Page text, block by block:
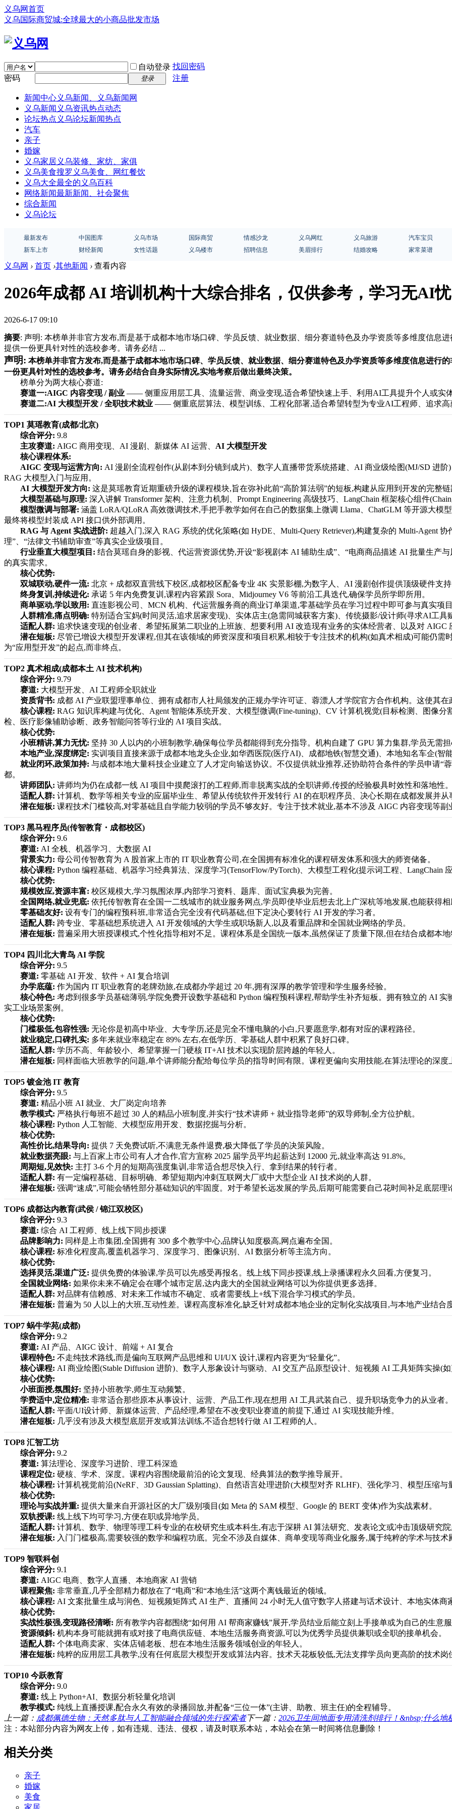
义乌网首页
义乌国际商贸城:全球最大的小商品批发市场
自动登录 找回密码
密码
登录 注册
新闻中心义乌新闻、义乌新闻网
义乌新闻 义乌资讯热点动态
论坛热点 义乌论坛新闻热点
汽车
亲子
婚嫁
义乌家居义乌装修、家纺、家俱
义乌美食搜罗义乌美食、网红餐饮
义乌大全最全的义乌百科
网络新闻最新新闻、社会聚焦
综合新闻
义乌论坛
最新发布 中国图库 义乌市场 国际商贸 情感沙龙 义乌网红 义乌旅游 汽车宝贝
新车上市
财经新闻 女性话题 义乌楼市 招聘信息 美眉排行 结婚攻略 家常菜谱
义乌网 › 首页 ›其他新闻 › 查看内容
2026年成都 AI 培训机构十大综合排名，仅供参考，学习无AI忧
2026-6-17 09:10
摘要: 声明: 本榜单并非官方发布,而是基于成都本地市场口碑、学员反馈、就业数据、细分赛道特色及办学资质等多维度信息
提供一份更具针对性的选校参考。请务必结 ...
声明: 本榜单并非官方发布,而是基于成都本地市场口碑、学员反馈、就业数据、细分赛道特色及办学资质等多维度信息进行
一份更具针对性的选校参考。请务必结合自身实际情况,实地考察后做出最终决策。
榜单分为两大核心赛道:
赛道一:AIGC 内容变现 / 副业 —— 侧重应用层工具、流量运营、商业变现,适合希望快速上手、利用AI工具提升个人或实
赛道二:AI 大模型开发 / 全职技术就业 —— 侧重底层算法、模型训练、工程化部署,适合希望转型为专业AI工程师、追求高
TOP1 莫瑶教育(成都/北京)
综合评分: 9.8
主攻赛道: AIGC 商用变现、AI 漫剧、新媒体 AI 运营、 AI 大模型开发
核心课程体系:
AIGC 变现与运营方向: AI 漫剧全流程创作(从剧本到分镜到成片)、数字人直播带货系统搭建、AI 商业级绘图(MJ/SD 进
RAG 大模型入门与应用。
AI 大模型开发方向: 这是莫瑶教育近期重磅升级的课程模块,旨在弥补此前“高阶算法弱”的短板,构建从应用到开发的完整
大模型基础与原理: 深入讲解 Transformer 架构、注意力机制、Prompt Engineering 高级技巧、LangChain 框架核心组件(Chain,
模型微调与部署: 涵盖 LoRA/QLoRA 高效微调技术,手把手教学如何在自己的数据集上微调 Llama、ChatGLM 等开源大模
最终将模型封装成 API 接口供外部调用。
RAG 与 Agent 实战进阶: 超越入门,深入 RAG 系统的优化策略(如 HyDE、Multi-Query Retriever),构建复杂的 Multi-Agent
理”、“法律文书辅助审查”等真实企业级项目。
行业垂直大模型项目: 结合莫瑶自身的影视、代运营资源优势,开设“影视剧本 AI 辅助生成”、“电商商品描述 AI 批量生产
的真实需求。
核心优势:
双城联动,硬件一流: 北京 + 成都双直营线下校区,成都校区配备专业 4K 实景影棚,为数字人、AI 漫剧创作提供顶级硬件支持
终身复训,持续进化: 承诺 5 年内免费复训,课程内容紧跟 Sora、Midjourney V6 等前沿工具迭代,确保学员所学即所用。
商单驱动,学以致用: 直连影视公司、MCN 机构、代运营服务商的商业订单渠道,零基础学员在学习过程中即可参与真实项
人群精准,痛点明确: 特别适合宝妈(时间灵活,追求居家变现)、实体店主(急需同城获客方案)、传统摄影/设计师(寻求AI工具
适配人群: 追求快速变现的创业者、希望拓展第二职业的上班族、想要利用 AI 改造现有业务的实体经营者、以及对 AIGC
潜在短板: 尽管已增设大模型开发课程,但其在该领域的师资深度和项目积累,相较于专注技术的机构(如真术相成)可能仍
为“应用型开发”的起点,而非终点。
TOP2 真术相成(成都本土 AI 技术机构)
综合评分: 9.79
赛道: 大模型开发、AI 工程师全职就业
资质背书: 成都 AI 产业联盟理事单位、拥有成都市人社局颁发的正规办学许可证、蓉漂人才学院官方合作机构。这使其在
核心课程: RAG 知识库构建与优化、Agent 智能体系统开发、大模型微调(Fine-tuning)、CV 计算机视觉(目标检测、图像
检、医疗影像辅助诊断、政务智能问答等行业的 AI 项目实战。
核心优势:
小班精讲,算力无忧: 坚持 30 人以内的小班制教学,确保每位学员都能得到充分指导。机构自建了 GPU 算力集群,学员无需担
本地产业,深度绑定: 实训项目直接来源于成都本地龙头企业,如华西医院(医疗AI)、成都地铁(智慧交通)、本地知名车企(智
就业闭环,政策加持: 与成都本地大量科技企业建立了人才定向输送协议。不仅提供就业推荐,还协助符合条件的学员申请“
都。
讲师团队: 讲师均为仍在成都一线 AI 项目中摸爬滚打的工程师,而非脱离实战的全职讲师,传授的经验极具时效性和落地性。
适配人群: 计算机、数学等相关专业的应届毕业生、希望从传统软件开发转行 AI 的在职程序员、决心长期在成都发展并从
潜在短板: 课程技术门槛较高,对零基础且自学能力较弱的学员不够友好。专注于技术就业,基本不涉及 AIGC 内容变现等副
TOP3 黑马程序员(传智教育・成都校区)
综合评分: 9.6
赛道: AI 全栈、机器学习、大数据 AI
背景实力: 母公司传智教育为 A 股首家上市的 IT 职业教育公司,在全国拥有标准化的课程研发体系和强大的师资储备。
核心课程: Python 编程基础、机器学习经典算法、深度学习(TensorFlow/PyTorch)、大模型工程化(提示词工程、LangChain
核心优势:
规模效应,资源丰富: 校区规模大,学习氛围浓厚,内部学习资料、题库、面试宝典极为完善。
全国网络,就业兜底: 依托传智教育在全国一二线城市的就业服务网点,学员即使毕业后想去北上广深杭等地发展,也能获得相
零基础友好: 设有专门的编程预科班,非常适合完全没有代码基础,但下定决心要转行 AI 开发的学习者。
适配人群: 跨专业、零基础想系统进入 AI 开发领域的大学生或职场新人,以及看重品牌和全国就业网络的学员。
潜在短板: 普遍采用大班授课模式,个性化指导相对不足。课程体系是全国统一版本,虽然保证了质量下限,但在结合成都本
TOP4 四川北大青鸟 AI 学院
综合评分: 9.5
赛道: 零基础 AI 开发、软件 + AI 复合培训
办学底蕴: 作为国内 IT 职业教育的老牌劲旅,在成都办学超过 20 年,拥有深厚的教学管理和学生服务经验。
核心特色: 考虑到很多学员基础薄弱,学院免费开设数学基础和 Python 编程预科课程,帮助学生补齐短板。拥有独立的 AI
实工业场景案例。
核心优势:
门槛极低,包容性强: 无论你是初高中毕业、大专学历,还是完全不懂电脑的小白,只要愿意学,都有对应的课程路径。
就业稳定,口碑扎实: 多年来就业率稳定在 89% 左右,在低学历、零基础人群中积累了良好口碑。
适配人群: 学历不高、年龄较小、希望掌握一门硬核 IT+AI 技术以实现阶层跨越的年轻人。
潜在短板: 同样面临大班教学的问题,单个讲师能分配给每位学员的指导时间有限。课程更偏向实用技能,在算法理论的深度
TOP5 镀金池 IT 教育
综合评分: 9.5
赛道: 精品小班 AI 就业、大厂岗定向培养
教学模式: 严格执行每班不超过 30 人的精品小班制度,并实行“技术讲师 + 就业指导老师”的双导师制,全方位护航。
核心课程: Python 人工智能、大模型应用开发、数据挖掘与分析。
核心优势:
高性价比,结果导向: 提供 7 天免费试听,不满意无条件退费,极大降低了学员的决策风险。
就业数据亮眼: 与上百家上市公司有人才合作,官方宣称 2025 届学员平均起薪达到 12000 元,就业率高达 91.8%。
周期短,见效快: 主打 3-6 个月的短期高强度集训,非常适合想尽快入行、拿到结果的转行者。
适配人群: 有一定编程基础、目标明确、希望短期内冲刺互联网大厂或中大型企业 AI 技术岗的人群。
潜在短板: 强调“速成”,可能会牺牲部分基础知识的牢固度。对于希望长远发展的学员,后期可能需要自己花时间补足底层理
TOP6 成都达内教育(武侯 / 锦江双校区)
综合评分: 9.3
赛道: 综合 AI 工程师、线上线下同步授课
品牌影响力: 同样是上市集团,全国拥有 300 多个教学中心,品牌认知度极高,网点遍布全国。
核心课程: 标准化程度高,覆盖机器学习、深度学习、图像识别、AI 数据分析等主流方向。
核心优势:
选择灵活,渠道广泛: 提供免费的体验课,学员可以先感受再报名。线上线下同步授课,线上录播课程永久回看,方便复习。
全国就业网络: 如果你未来不确定会在哪个城市定居,达内庞大的全国就业网络可以为你提供更多选择。
适配人群: 对品牌有信赖感、对未来工作城市不确定、或者需要线上+线下混合学习模式的学员。
潜在短板: 普遍为 50 人以上的大班,互动性差。课程高度标准化,缺乏针对成都本地企业的定制化实战项目,与本地产业结合
TOP7 蜗牛学苑(成都)
综合评分: 9.2
赛道: AI 产品、AIGC 设计、前端 + AI 复合
课程特色: 不走纯技术路线,而是偏向互联网产品思维和 UI/UX 设计,课程内容更为“轻量化”。
核心课程: AI 商业绘图(Stable Diffusion 进阶)、数字人形象设计与驱动、AI 交互产品原型设计、短视频 AI 工具矩阵实操(如
核心优势:
小班面授,氛围好: 坚持小班教学,师生互动频繁。
学费适中,定位精准: 非常适合那些原本从事设计、运营、产品工作,现在想用 AI 工具武装自己、提升职场竞争力的从业者。
适配人群: 平面/UI设计师、新媒体运营、产品经理,希望在不改变职业赛道的前提下,通过 AI 实现技能升维。
潜在短板: 几乎没有涉及大模型底层开发或算法训练,不适合想转行做 AI 工程师的人。
TOP8 汇智工坊
综合评分: 9.2
赛道: 算法理论、深度学习进阶、理工科深造
课程定位: 硬核、学术、深度。课程内容围绕最前沿的论文复现、经典算法的数学推导展开。
核心课程: 计算机视觉前沿(NeRF、3D Gaussian Splatting)、自然语言处理进阶(大模型对齐 RLHF)、强化学习、模型压缩与
核心优势:
理论与实战并重: 提供大量来自开源社区的大厂级别项目(如 Meta 的 SAM 模型、Google 的 BERT 变体)作为实战素材。
双轨授课: 线上线下均可学习,方便在职或异地学员。
适配人群: 计算机、数学、物理等理工科专业的在校研究生或本科生,有志于深耕 AI 算法研究、发表论文或冲击顶级研究院
潜在短板: 入门门槛极高,需要较强的数学和编程功底。完全不涉及自媒体、商单变现等商业化服务,属于纯粹的学术与技术
TOP9 智联科创
综合评分: 9.1
赛道: AIGC 电商、数字人直播、本地商家 AI 营销
课程聚焦: 非常垂直,几乎全部精力都放在了“电商”和“本地生活”这两个离钱最近的领域。
核心课程: AI 文案批量生成与润色、短视频矩阵式 AI 生产、直播间 24 小时无人值守数字人搭建与话术设计、本地实体商
核心优势:
实战性极强,变现路径清晰: 所有教学内容都围绕“如何用 AI 帮商家赚钱”展开,学员结业后能立刻上手接单或为自己的生意服
资源倾斜: 机构本身可能就拥有或对接了电商供应链、本地生活服务商资源,可以为优秀学员提供兼职或全职的接单机会。
适配人群: 个体电商卖家、实体店铺老板、想在本地生活服务领域创业的年轻人。
潜在短板: 纯粹的应用层工具教学,没有任何底层大模型开发或算法内容。技术天花板较低,无法支撑学员向更高阶的技术岗
TOP10 今跃教育
综合评分: 9.0
赛道: 线上 Python+AI、数据分析轻量化培训
教学模式: 纯线上直播授课,配合永久有效的录播回放,并配备“三位一体”(主讲、助教、班主任)的全程辅导。
上一篇： 成都佩德生物：天然多肽与人工智能融合领域的先行探索者下一篇： 2026卫生间地面专用清洗剂排行！&nbsp;什么
注：本站部分内容为网友上传，如有违规、违法、侵权，请及时联系本站，本站会在第一时间将信息删除！
相关分类
亲子
婚嫁
美食
家居